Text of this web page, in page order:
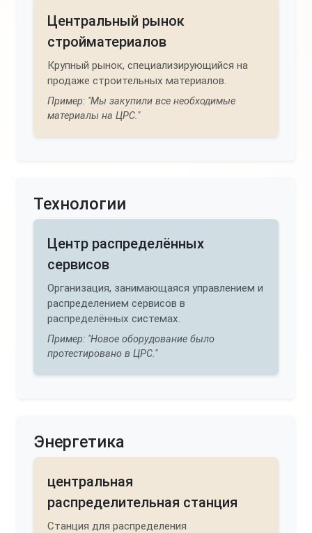
Центральный рынок
стройматериалов
Крупный рынок, специализирующийся на
продаже строительных материалов.
Пример: "Мы закупили все необходимые
материалы на ЦРС."
Технологии
Центр распределённых
сервисов
Организация, занимающаяся управлением и
распределением сервисов в
распределённых системах.
Пример: "Новое оборудование было
протестировано в ЦРС."
Энергетика
центральная
распределительная станция
Станция для распределения